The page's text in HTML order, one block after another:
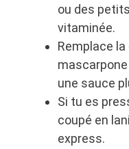
ou des
vitaminée.
Remplace
une sauce
Si tu es
coupé en
express.